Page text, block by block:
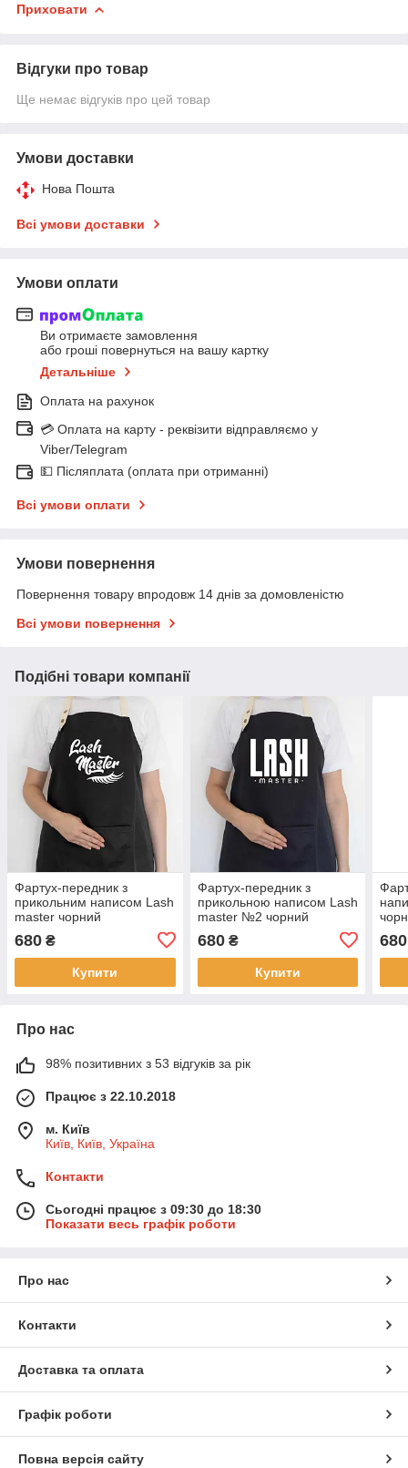
Приховати
Відгуки про товар
Ще немає відгуків про цей товар
Умови доставки
Нова Пошта
Всі умови доставки
Умови оплати
Ви отримаєте замовлення
або гроші повернуться на вашу картку
Детальніше
Оплата на рахунок
💳 Оплата на карту - реквізити відправляємо у
Viber/Telegram
💵 Післяплата (оплата при отриманні)
Всі умови оплати
Умови повернення
Повернення товару впродовж 14 днів за домовленістю
Всі умови повернення
Подібні товари компанії
Фартух-передник з
прикольним написом Lash
master чорний
680 ₴
Купити
Фартух-передник з
прикольною написом Lash
master №2 чорний
680₴
Купити
680
Про нас
98% позитивних з 53 відгуків за рік
Працює з 22.10.2018
м. Київ
Київ, Київ, Україна
Контакти
Сьогодні працює з 09:30 до 18:30
Показати весь графік роботи
Про нас
Контакти
Доставка та оплата
Графік роботи
Повна версія сайту